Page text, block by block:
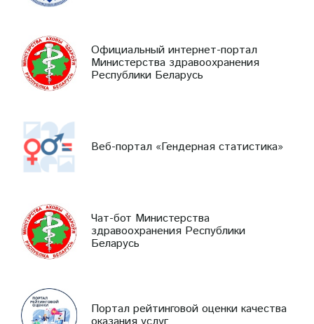
Официальный интернет-портал
Министерства здравоохранения
Республики Беларусь
Веб-портал «Гендерная статистика»
Чат-бот Министерства
здравоохранения Республики
Беларусь
Портал рейтинговой оценки качества